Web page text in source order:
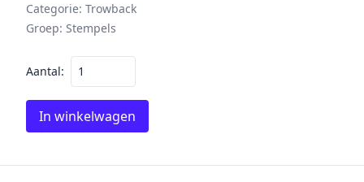
Categorie: Trowback
Groep: Stempels
Aantal:
In winkelwagen